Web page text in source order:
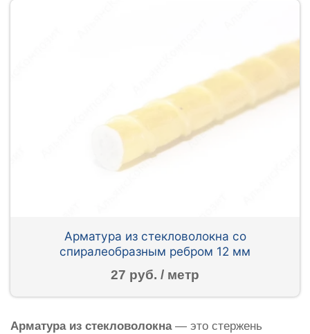
Арматура из стекловолокна со
спиралеобразным ребром 12 мм
27 руб. / метр
Арматура из стекловолокна— это стержень